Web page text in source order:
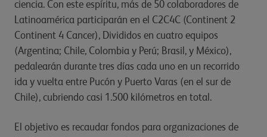
ciencia. Con este espíritu, más de 50 colaboradores de
Latinoamérica participarán en el C2C4C (Continent 2
Continent 4 Cancer), Divididos en cuatro equipos
(Argentina; Chile, Colombia y Perú; Brasil, y México),
pedalearán durante tres días cada uno en un recorrido
ida y vuelta entre Pucón y Puerto Varas (en el sur de
Chile), cubriendo casi 1.500 kilómetros en total.
El objetivo es recaudar fondos para organizaciones de